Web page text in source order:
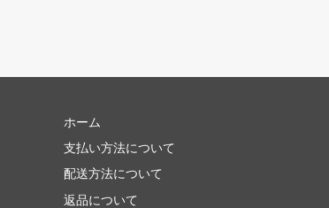
ホーム
支払い方法について
配送方法について
返品について